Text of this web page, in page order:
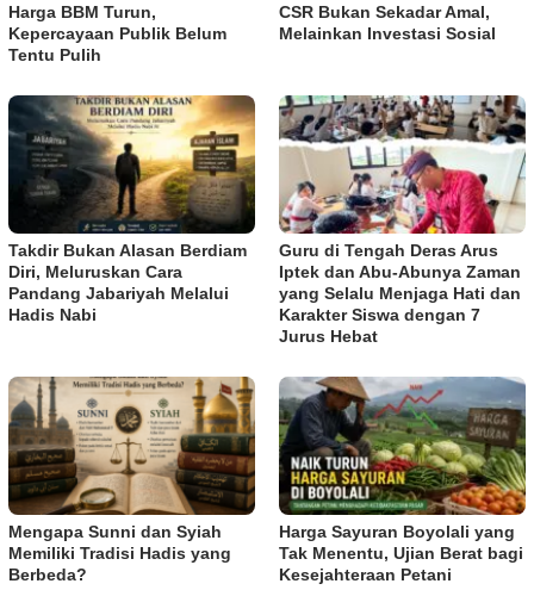
Harga BBM Turun,
Kepercayaan Publik Belum
Tentu Pulih
CSR Bukan Sekadar Amal,
Melainkan Investasi Sosial
Takdir Bukan Alasan Berdiam
Diri, Meluruskan Cara
Pandang Jabariyah Melalui
Hadis Nabi
Guru di Tengah Deras Arus
Iptek dan Abu-Abunya Zaman
yang Selalu Menjaga Hati dan
Karakter Siswa dengan 7
Jurus Hebat
Mengapa Sunni dan Syiah
Memiliki Tradisi Hadis yang
Berbeda?
Harga Sayuran Boyolali yang
Tak Menentu, Ujian Berat bagi
Kesejahteraan Petani